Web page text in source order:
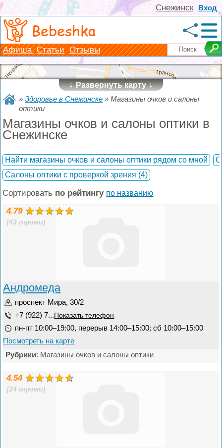
Вход
Снежинск
Bebeshka
Афиша Статьи Отзывы
↓Развернуть карту↓
»Здоровье в Снежинске »Магазины очков и салоны
оптики
Магазины очков и салоны оптики в
Снежинске
Найти магазины очков и салоны оптики рядом со мной
Салоны оптики с проверкой зрения (4)
Сортировать по рейтингу по названию
4.79
(43 оценки)
Андромеда
проспект Мира, 30/2
+7 (922) 7... Показать телефон
пн-пт 10:00–19:00, перерыв 14:00–15:00; сб 10:00–15:00
Посмотреть на карте
Рубрики: Магазины очков и салоны оптики
4.54
(24 оценки)